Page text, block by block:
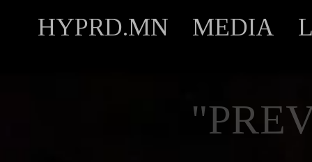
HYPRD.MN MEDIA